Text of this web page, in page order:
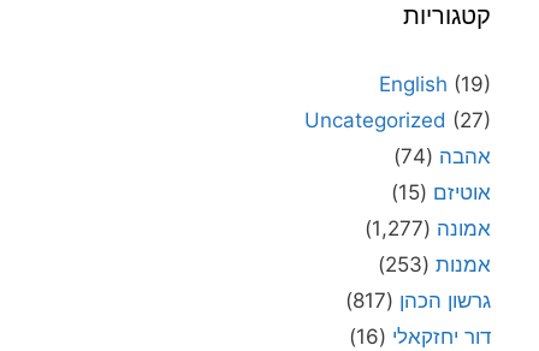
קטגוריות
English (19)
Uncategorized (27)
אהבה (74)
אוטיזם (15)
אמונה (1,277)
אמנות (253)
גרשון הכהן (817)
דור יחזקאלי (16)